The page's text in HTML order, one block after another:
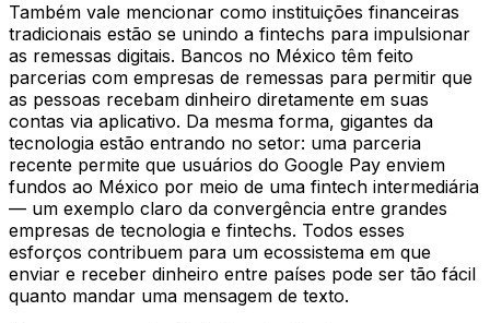
Também vale mencionar como instituições financeiras
tradicionais estão se unindo a fintechs para impulsionar
as remessas digitais. Bancos no México têm feito
parcerias com empresas de remessas para permitir que
as pessoas recebam dinheiro diretamente em suas
contas via aplicativo. Da mesma forma, gigantes da
tecnologia estão entrando no setor: uma parceria
recente permite que usuários do Google Pay enviem
fundos ao México por meio de uma fintech intermediária
— um exemplo claro da convergência entre grandes
empresas de tecnologia e fintechs. Todos esses
esforços contribuem para um ecossistema em que
enviar e receber dinheiro entre países pode ser tão fácil
quanto mandar uma mensagem de texto.